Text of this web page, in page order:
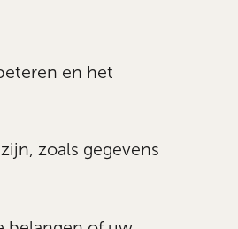
en het
zoals gegevens